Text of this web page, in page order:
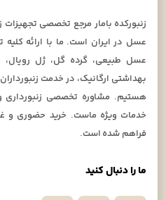
ما را دنبال کنید
زنبورکده بامار مرجع تخصصی تجهیزات
عسل در ایران است. ما با ارائه کلیه
عسل طبیعی، گرده گل، ژل رویال،
بهداشتی ارگانیک، در خدمت
هستیم. مشاوره تخصصی زنبورداری
خدمات ویژه ماست. خرید حضوری و
فراهم شده است.